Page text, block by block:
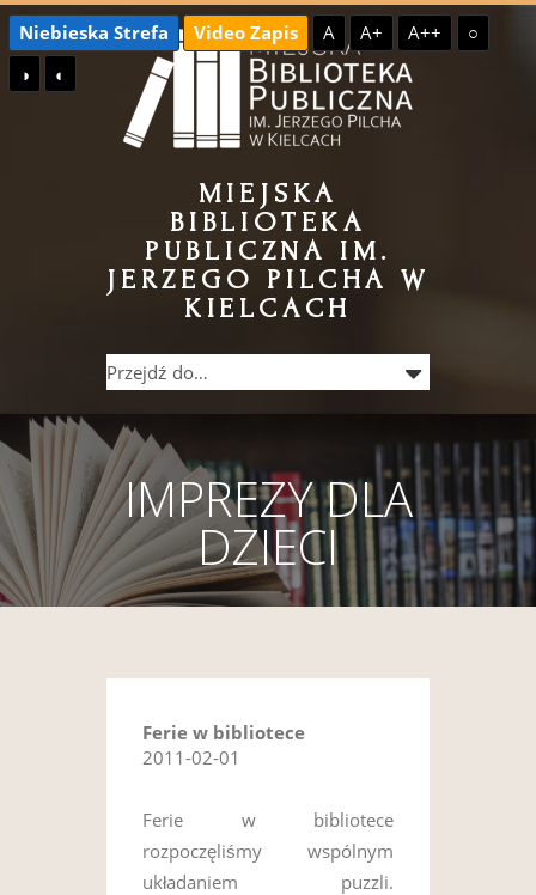
Przejdź
do
treści
Przejdź
do
menu
Niebieska Strefa Video Zapis A A+ A++
○
◑
◐
MIEJSKA
BIBLIOTEKA
PUBLICZNA IM.
JERZEGO PILCHA W
KIELCACH
IMPREZY DLA
DZIECI
Ferie w bibliotece
2011-02-01
Ferie w bibliotece
rozpoczęliśmy wspólnym
układaniem puzzli.